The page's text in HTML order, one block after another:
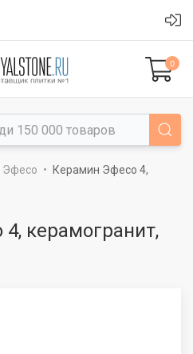
0
Эфесо
Керамин Эфесо 4,
керамогранит,